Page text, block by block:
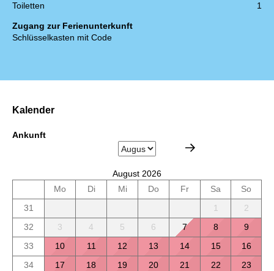
Toiletten
1
Zugang zur Ferienunterkunft
Schlüsselkasten mit Code
Kalender
Ankunft
August 2026
Mo
Di Mi Do Fr Sa
So
31
1
2
32
3 4 5 6 7 8
9
33
10 11 12 13 14 15
16
34
17 18 19 20 21 22
23